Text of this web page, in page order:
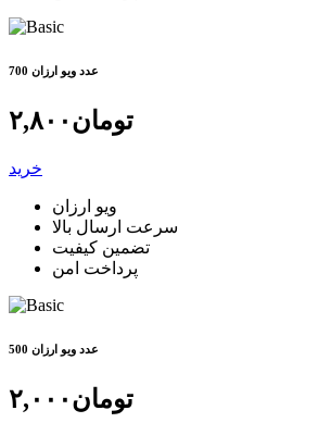
700 عدد ویو ارزان
۲,۸۰۰تومان
خرید
ویو ارزان
سرعت ارسال بالا
تضمین کیفیت
پرداخت امن
500 عدد ویو ارزان
۲,۰۰۰تومان